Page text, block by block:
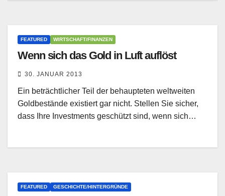
FEATURED WIRTSCHAFT/FINANZEN
Wenn sich das Gold in Luft auflöst
30. JANUAR 2013
Ein beträchtlicher Teil der behaupteten weltweiten
Goldbestände existiert gar nicht. Stellen Sie sicher,
dass Ihre Investments geschützt sind, wenn sich…
FEATURED GESCHICHTE/HINTERGRÜNDE